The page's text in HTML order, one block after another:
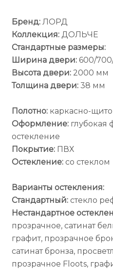
Бренд: ЛОРД
Коллекция: ДОЛЬЧЕ
Стандартные размеры:
Ширина двери: 600/
Высота двери: 2000 мм
Толщина двери: 38 мм
Полотно: каркасно-
Оформление: глубокая
остекление
Покрытие: ПВХ
Остекление: со стеклом
Варианты остекления:
Стандартный: стекло
Нестандартное
прозрачное, сатинат
графит, прозрачное
сатинат бронза,
прозрачное Floots,